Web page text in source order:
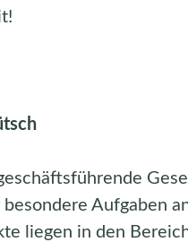
Aufgaben
liegen in den